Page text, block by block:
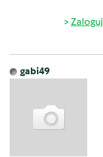
Zaloguj
gabi49